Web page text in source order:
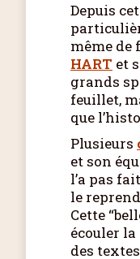
Depuis
même de
HART et
grands
feuillet,
que
Plusieurs
et son
l’a pas
le
Cette
écouler la
des